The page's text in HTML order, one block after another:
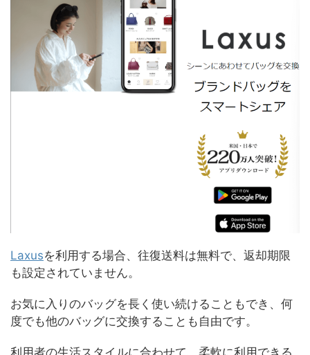
Laxusを利用する場合、往復送料は無料で、返却期限
も設定されていません。
お気に入りのバッグを長く使い続けることもでき、何
度でも他のバッグに交換することも自由です。
利用者の生活スタイルに合わせて、柔軟に利用できる